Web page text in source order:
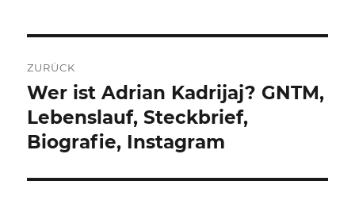
ZURÜCK
Vorheriger
Beitrag:
Wer ist Adrian Kadrijaj? GNTM,
Lebenslauf, Steckbrief,
Biografie, Instagram